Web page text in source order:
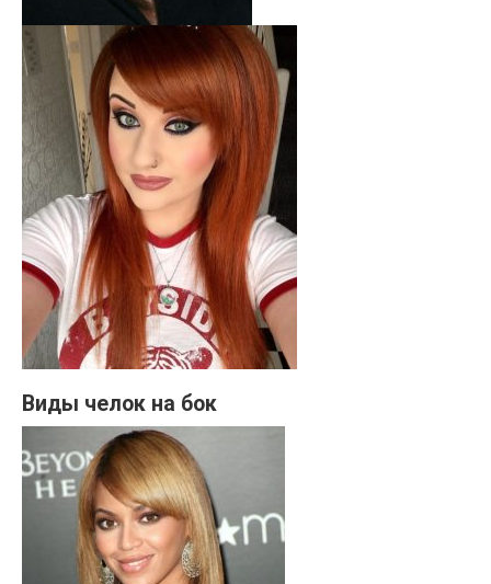
Виды челок на бок